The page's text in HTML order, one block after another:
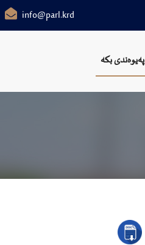
info@parl.krd
پەیوەندی بکە